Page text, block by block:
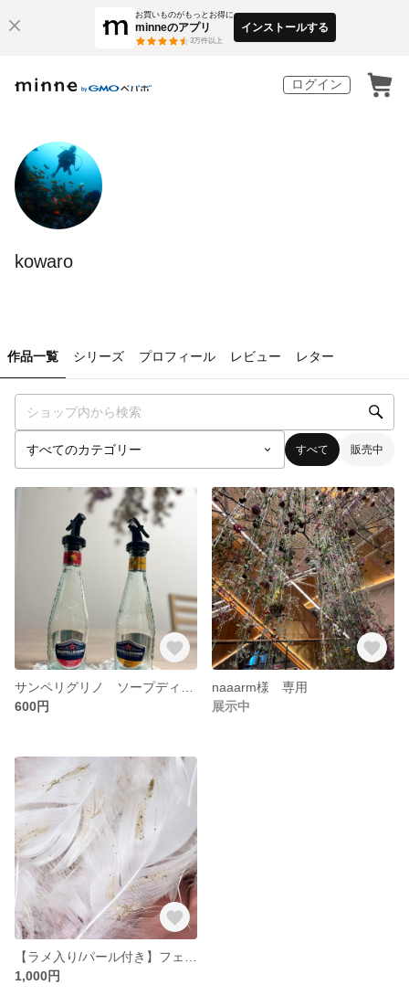
お買いものがもっとお得に
minneのアプリ
3万件以上
インストールする
ログイン
kowaro
作品一覧 シリーズ プロフィール レビュー レター
すべて 販売中
600円
naaarm様 専用
展示中
1,000円